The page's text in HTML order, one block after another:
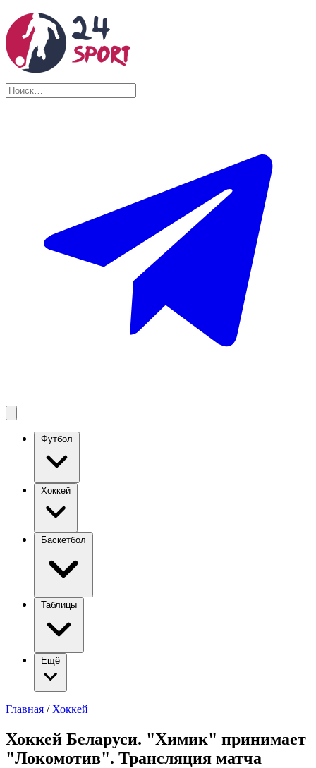
Футбол
Хоккей
Баскетбол
Таблицы
Ещё
Главная / Хоккей
Хоккей Беларуси. "Химик" принимает
"Локомотив". Трансляция матча